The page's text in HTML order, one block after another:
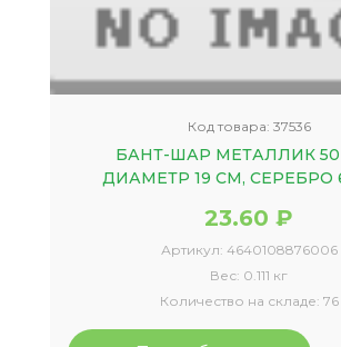
Код товара: 37536
БАНТ-ШАР МЕТАЛЛИК
ДИАМЕТР 19 СМ, СЕРЕБРО
23.60 ₽
Артикул: 4640108876006
Вес: 0.111 кг
Количество на складе: 76